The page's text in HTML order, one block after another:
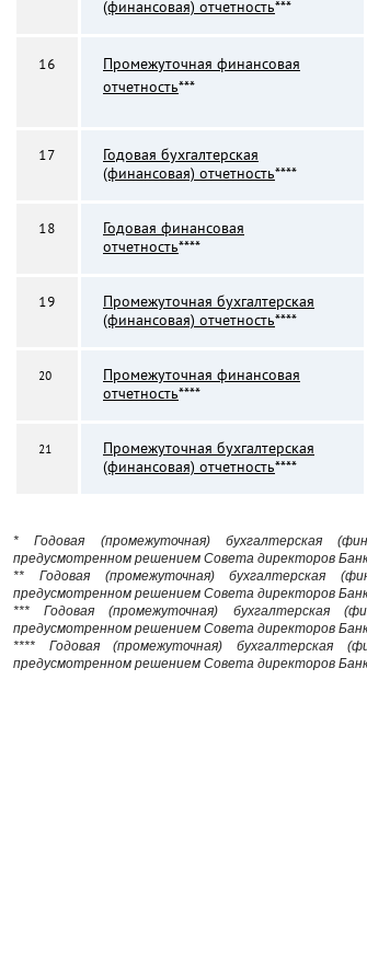
(финансовая) отчетность***
16
Промежуточная финансовая
отчетность***
17
Годовая бухгалтерская
(финансовая) отчетность****
18
Годовая финансовая
отчетность****
19
Промежуточная бухгалтерская
(финансовая) отчетность****
20
Промежуточная финансовая
отчетность****
21
Промежуточная бухгалтерская
(финансовая) отчетность****
* Годовая (промежуточная) бухгалтерская
предусмотренном решением Совета директоров
** Годовая (промежуточная) бухгалтерская
предусмотренном решением Совета директоров
*** Годовая (промежуточная) бухгалтерская
предусмотренном решением Совета директоров
**** Годовая (промежуточная) бухгалтерская
предусмотренном решением Совета директоров